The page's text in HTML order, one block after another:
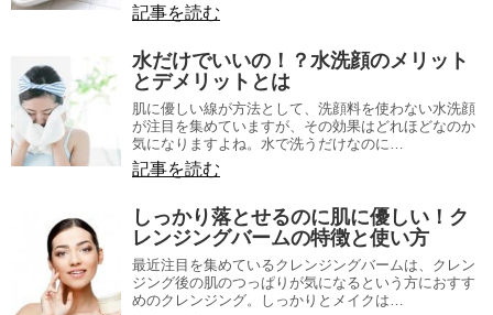
記事を読む
水だけでいいの！？水洗顔のメリット
とデメリットとは
肌に優しい線が方法として、洗顔料を使わない水洗顔
が注目を集めていますが、その効果はどれほどなのか
気になりますよね。水で洗うだけなのに…
記事を読む
しっかり落とせるのに肌に優しい！ク
レンジングバームの特徴と使い方
最近注目を集めているクレンジングバームは、クレン
ジング後の肌のつっぱりが気になるという方におすす
めのクレンジング。しっかりとメイクは…